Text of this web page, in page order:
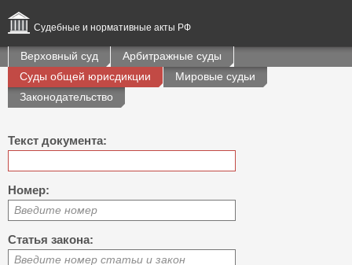
Судебные и нормативные акты РФ
Верховный суд
Арбитражные суды
Суды общей юрисдикции
Мировые судьи
Законодательство
Текст документа:
Номер:
Введите номер
Статья закона:
Введите номер статьи и закон